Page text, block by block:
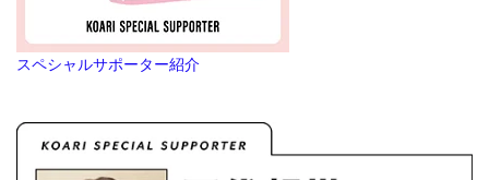
スペシャルサポーター紹介